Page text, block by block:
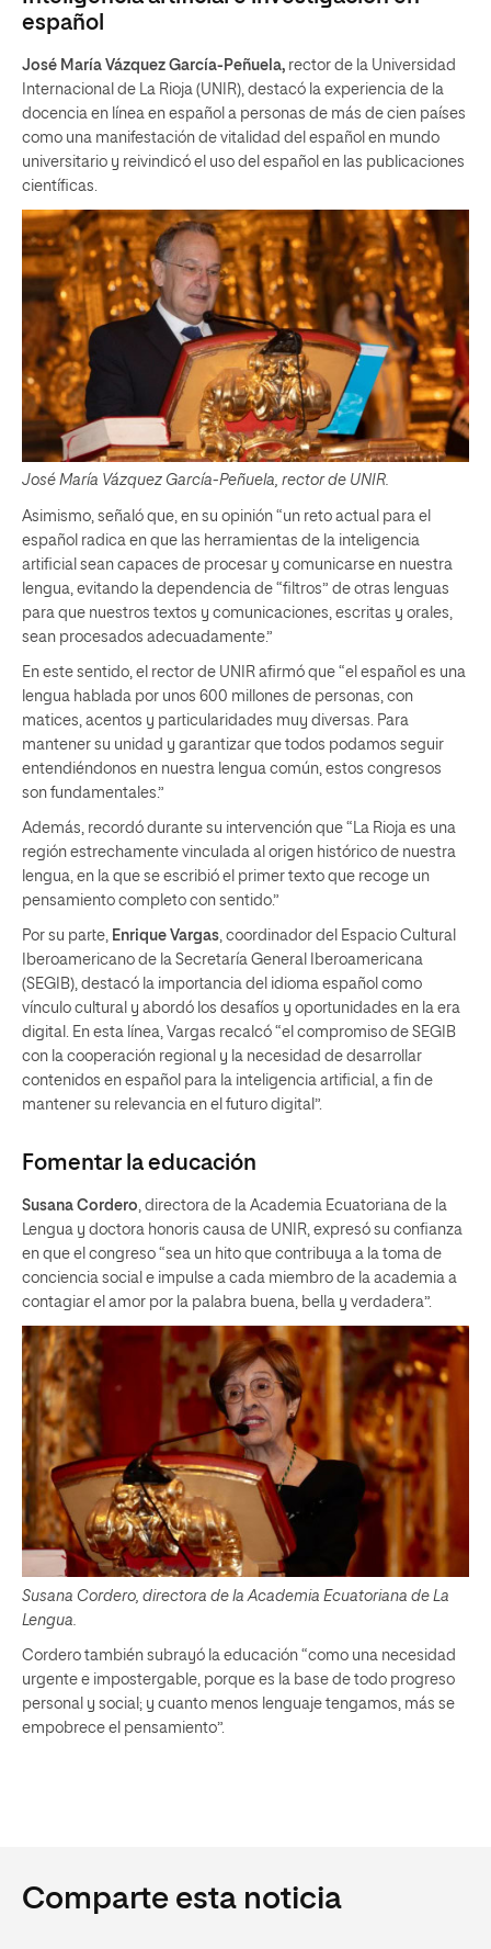
español
José María Vázquez García-Peñuela, rector de la Universidad
Internacional de La Rioja (UNIR), destacó la experiencia de la
docencia en línea en español a personas de más de cien países
como una manifestación de vitalidad del español en mundo
universitario y reivindicó el uso del español en las publicaciones
científicas.
José María Vázquez García-Peñuela, rector de UNIR.
Asimismo, señaló que, en su opinión “un reto actual para el
español radica en que las herramientas de la inteligencia
artificial sean capaces de procesar y comunicarse en nuestra
lengua, evitando la dependencia de “filtros” de otras lenguas
para que nuestros textos y comunicaciones, escritas y orales,
sean procesados adecuadamente.”
En este sentido, el rector de UNIR afirmó que “el español es una
lengua hablada por unos 600 millones de personas, con
matices, acentos y particularidades muy diversas. Para
mantener su unidad y garantizar que todos podamos seguir
entendiéndonos en nuestra lengua común, estos congresos
son fundamentales.”
Además, recordó durante su intervención que “La Rioja es una
región estrechamente vinculada al origen histórico de nuestra
lengua, en la que se escribió el primer texto que recoge un
pensamiento completo con sentido.”
Por su parte, Enrique Vargas , coordinador del Espacio Cultural
Iberoamericano de la Secretaría General Iberoamericana
(SEGIB), destacó la importancia del idioma español como
vínculo cultural y abordó los desafíos y oportunidades en la era
digital. En esta línea, Vargas recalcó “el compromiso de SEGIB
con la cooperación regional y la necesidad de desarrollar
contenidos en español para la inteligencia artificial, a fin de
mantener su relevancia en el futuro digital”.
Fomentar la educación
Susana Cordero , directora de la Academia Ecuatoriana de la
Lengua y doctora honoris causa de UNIR, expresó su confianza
en que el congreso “sea un hito que contribuya a la toma de
conciencia social e impulse a cada miembro de la academia a
contagiar el amor por la palabra buena, bella y verdadera”.
Susana Cordero, directora de la Academia Ecuatoriana de La
Lengua.
Cordero también subrayó la educación “como una necesidad
urgente e impostergable, porque es la base de todo progreso
personal y social; y cuanto menos lenguaje tengamos, más se
empobrece el pensamiento”.
Comparte esta noticia